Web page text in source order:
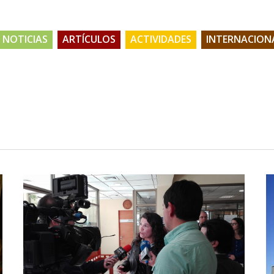
NOTICIAS ARTÍCULOS ACTIVIDADES